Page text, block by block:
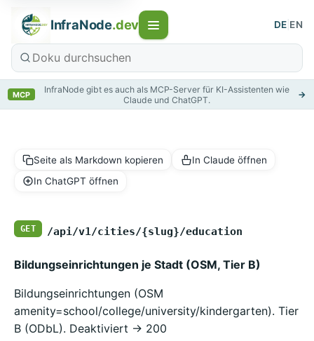
InfraNode.dev DE EN
MCP
InfraNode gibt es auch als MCP-Server für KI-Assistenten wie
Claude und ChatGPT.
→
Seite als Markdown kopieren
In Claude öffnen
In ChatGPT öffnen
GET /api/v1/cities/{slug}/education
Bildungseinrichtungen je Stadt (OSM, Tier B)
Bildungseinrichtungen (OSM
amenity=school/college/university/kindergarten). Tier
B (ODbL). Deaktiviert -> 200